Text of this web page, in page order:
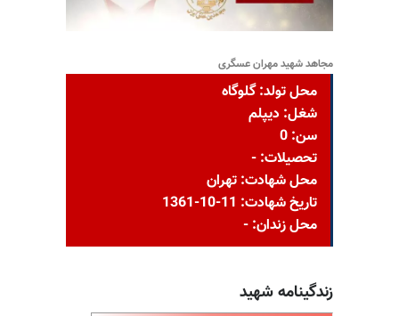
مجاهد شهید مهران عسگری
محل تولد: گلوگاه
شغل: دیپلم
سن: 0
تحصیلات: -
محل شهادت: تهران
تاریخ شهادت: 11-10-1361
محل زندان: -
زندگینامه شهید